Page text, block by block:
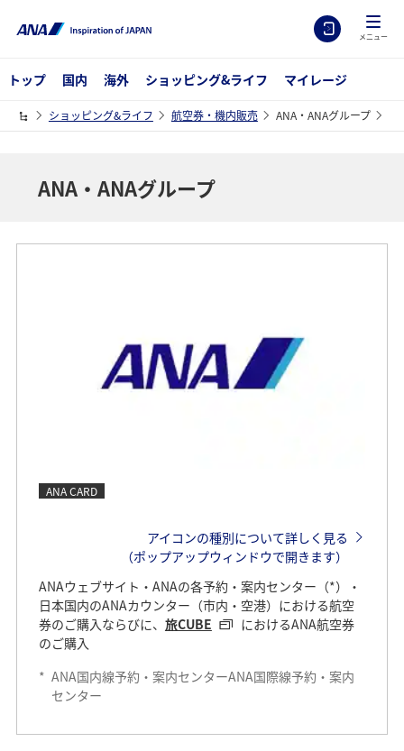
メニュー
トップ 国内 海外 ショッピング&ライフ マイレージ
ショッピング&ライフ 航空券・機内販売 ANA・ANAグループ
ANA・ANAグループ
ANA CARD
アイコンの種別について詳しく見る
（ポップアップウィンドウで開きます）
ANAウェブサイト・ANAの各予約・案内センター（*）・
日本国内のANAカウンター（市内・空港）における航空
券のご購入ならびに、 旅CUBE
におけるANA航空券
のご購入
* ANA国内線予約・案内センターANA国際線予約・案内
センター